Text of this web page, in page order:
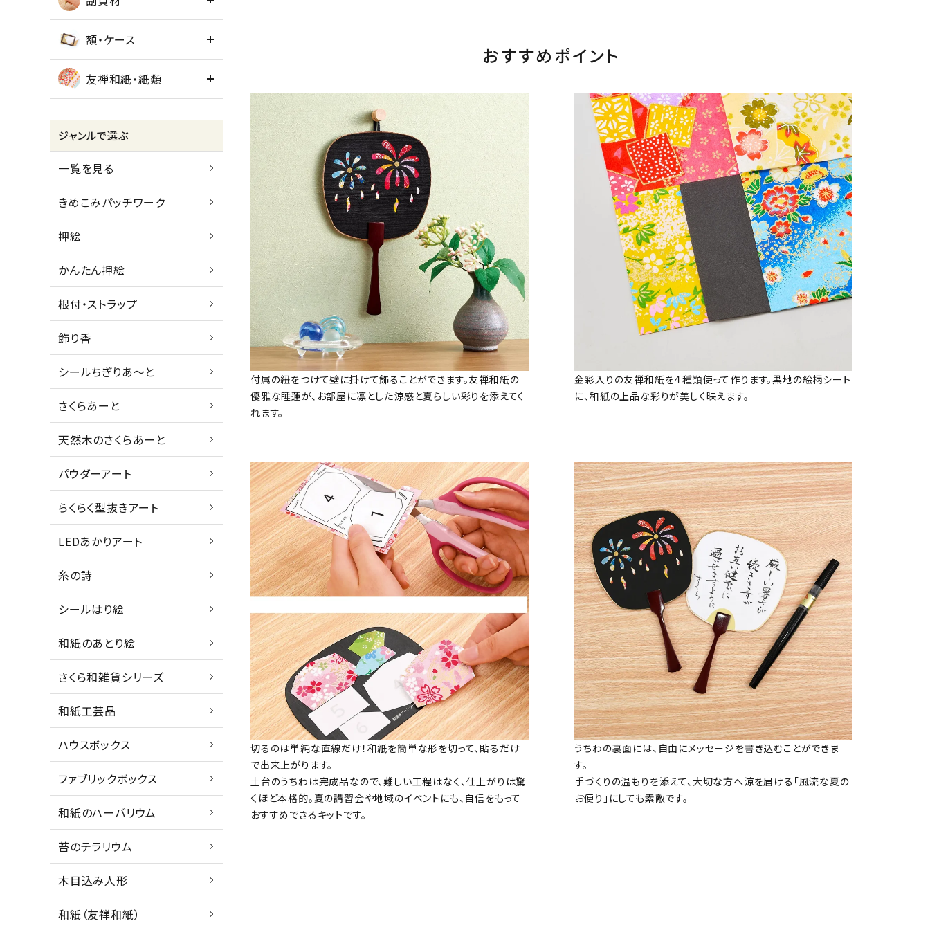
額・ケース
友禅和紙・紙類
ジャンルで選ぶ
一覧を見る
きめこみパッチワーク
押絵
かんたん押絵
根付・ストラップ
飾り香
シールちぎりあ～と
さくらあーと
天然木のさくらあーと
パウダーアート
らくらく型抜きアート
LEDあかりアート
糸の詩
シールはり絵
和紙のあとり絵
さくら和雑貨シリーズ
和紙工芸品
ハウスボックス
ファブリックボックス
和紙のハーバリウム
苔のテラリウム
木目込み人形
和紙（友禅和紙）
おすすめポイント
付属の紐をつけて壁に掛けて飾ることができます。友禅和紙の
優雅な睡蓮が、お部屋に凛とした涼感と夏らしい彩りを添えてく
れます。
金彩入りの友禅和紙を４種類使って作ります。黒地の絵柄シート
に、和紙の上品な彩りが美しく映えます。
切るのは単純な直線だけ！和紙を簡単な形を切って、貼るだけ
で出来上がります。
土台のうちわは完成品なので、難しい工程はなく、仕上がりは驚
くほど本格的。夏の講習会や地域のイベントにも、自信をもって
おすすめできるキットです。
うちわの裏面には、自由にメッセージを書き込むことができま
す。
手づくりの温もりを添えて、大切な方へ涼を届ける「風流な夏の
お便り」にしても素敵です。